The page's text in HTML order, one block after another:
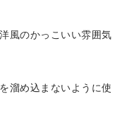
風のかっこいい雰囲気
溜め込まないように使